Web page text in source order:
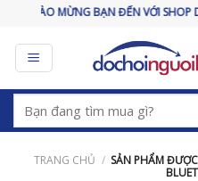
content
CHÀO MỪNG BẠN ĐẾN VỚI SHOP
Tìm
kiếm:
TRANG CHỦ / SẢN PHẨM